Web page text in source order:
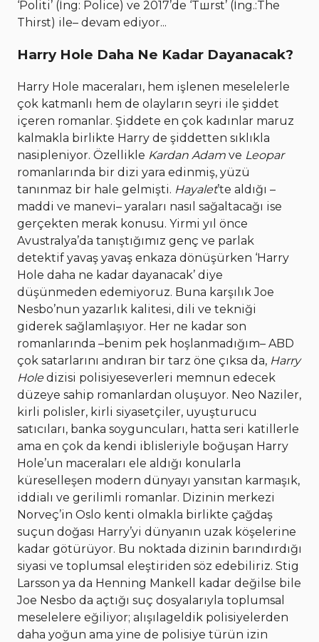
‘Politi’ (İng: Police) ve 2017’de ‘Tшrst’ (İng.:The
Thirst) ile– devam ediyor...
Harry Hole Daha Ne Kadar Dayanacak?
Harry Hole maceraları, hem işlenen meselelerle
çok katmanlı hem de olayların seyri ile şiddet
içeren romanlar. Şiddete en çok kadınlar maruz
kalmakla birlikte Harry de şiddetten sıklıkla
nasipleniyor. Özellikle Kardan Adam ve Leopar
romanlarında bir dizi yara edinmiş, yüzü
tanınmaz bir hale gelmişti. Hayalet’te aldığı –
maddi ve manevi– yaraları nasıl sağaltacağı ise
gerçekten merak konusu. Yirmi yıl önce
Avustralya’da tanıştığımız genç ve parlak
detektif yavaş yavaş enkaza dönüşürken ‘Harry
Hole daha ne kadar dayanacak’ diye
düşünmeden edemiyoruz. Buna karşılık Joe
Nesbo’nun yazarlık kalitesi, dili ve tekniği
giderek sağlamlaşıyor. Her ne kadar son
romanlarında –benim pek hoşlanmadığım– ABD
çok satarlarını andıran bir tarz öne çıksa da, Harry
Holedizisi polisiyeseverleri memnun edecek
düzeye sahip romanlardan oluşuyor. Neo Naziler,
kirli polisler, kirli siyasetçiler, uyuşturucu
satıcıları, banka soyguncuları, hatta seri katillerle
ama en çok da kendi iblisleriyle boğuşan Harry
Hole’un maceraları ele aldığı konularla
küreselleşen modern dünyayı yansıtan karmaşık,
iddialı ve gerilimli romanlar. Dizinin merkezi
Norveç’in Oslo kenti olmakla birlikte çağdaş
suçun doğası Harry’yi dünyanın uzak köşelerine
kadar götürüyor. Bu noktada dizinin barındırdığı
siyasi ve toplumsal eleştiriden söz edebiliriz. Stig
Larsson ya da Henning Mankell kadar değilse bile
Joe Nesbo da açtığı suç dosyalarıyla toplumsal
meselelere eğiliyor; alışılageldik polisiyelerden
daha yoğun ama yine de polisiye türün izin